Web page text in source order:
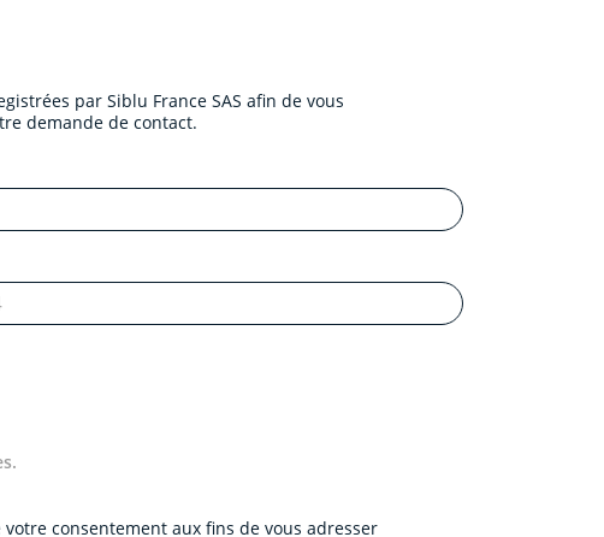
par Siblu France SAS afin de vous
demande de contact.
consentement aux fins de vous adresser